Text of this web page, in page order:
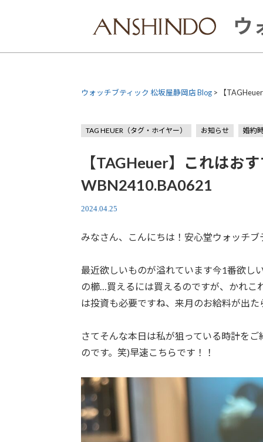
ウ
ウォッチブティック 松坂屋静岡店 Blog > 【
TAG HEUER（タグ・ホイヤー） お知らせ 婚約
【TAGHeuer】これはお
WBN2410.BA0621
2024.04.25
みなさん、こんにちは！安心堂ウォッチ
最近欲しいものが溢れています今1番欲し
の櫛…買えるには買えるのですが、かれこ
は投資も必要ですね、来月のお給料が出
さてそんな本日は私が狙っている時計を
のです。笑)早速こちらです！！